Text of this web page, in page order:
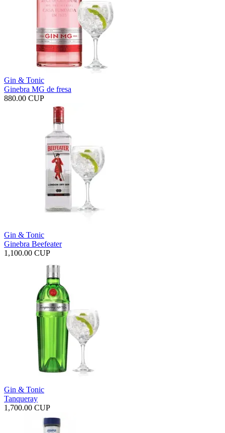
Gin & Tonic
Ginebra MG de fresa
880.00 CUP
Gin & Tonic
Ginebra Beefeater
1,100.00 CUP
Gin & Tonic
Tanqueray
1,700.00 CUP